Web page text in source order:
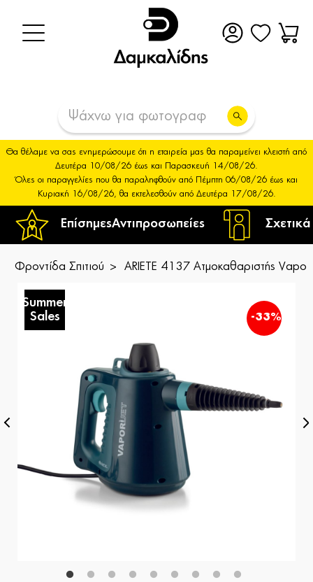
ΕπίσημεςΑντιπροσωπείες
Θα θέλαμε να σας ενημερώσουμε ότι η εταιρεία μας θα παραμείνει κλειστή από
Δευτέρα 10/08/26 έως και Παρασκευή 14/08/26.
Όλες οι παραγγελίες που θα παραληφθούν από Πέμπτη 06/08/26 έως και
Κυριακή 16/08/26, θα εκτελεσθούν από Δευτέρα 17/08/26.
Φροντίδα Σπιτιού ARIETE 4137 Ατμοκαθαριστής Vapori
Summer
Sales
-33%